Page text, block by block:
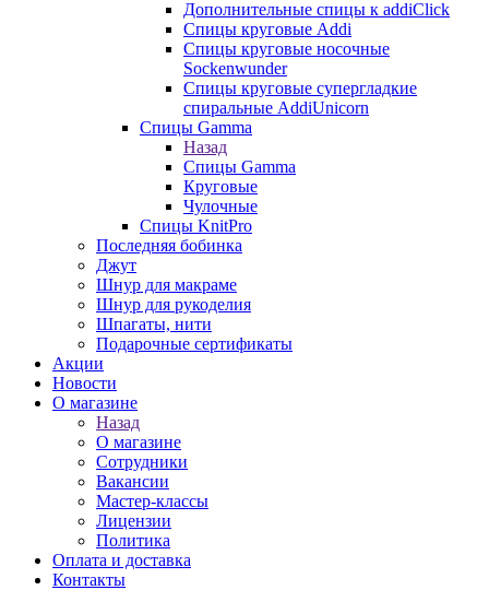
Дополнительные спицы к addiClick
Спицы круговые Addi
Спицы круговые носочные
Sockenwunder
Спицы круговые супергладкие
спиральные AddiUnicorn
Спицы Gamma
Назад
Спицы Gamma
Круговые
Чулочные
Спицы KnitPro
Последняя бобинка
Джут
Шнур для макраме
Шнур для рукоделия
Шпагаты, нити
Подарочные сертификаты
Акции
Новости
О магазине
Назад
О магазине
Сотрудники
Вакансии
Мастер-классы
Лицензии
Политика
Оплата и доставка
Контакты